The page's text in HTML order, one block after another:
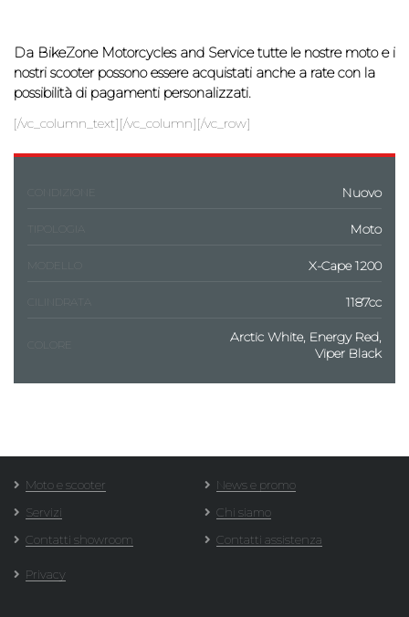
Da BikeZone Motorcycles and Service tutte le nostre moto e i
nostri scooter possono essere acquistati anche a rate con la
possibilità di pagamenti personalizzati.
[/vc_column_text][/vc_column][/vc_row]
Nuovo
Moto
X-Cape 1200
1187cc
Arctic White, Energy Red,
Viper Black
Moto e scooter
News e promo
Servizi
Chi siamo
Contatti showroom
Contatti assistenza
Privacy